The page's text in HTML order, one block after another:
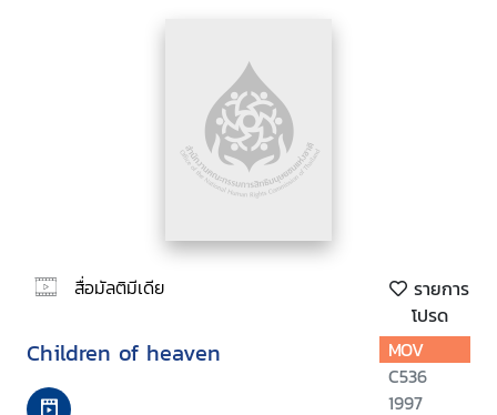
สื่อมัลติมีเดีย
รายการ
โปรด
Children of heaven
MOV
C536
1997